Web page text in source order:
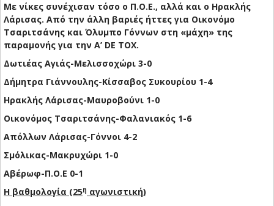
Με νίκες συνέχισαν τόσο ο Π.Ο.Ε., αλλά και ο Ηρακλής
Λάρισας. Από την άλλη βαριές ήττες για Οικονόμο
Τσαριτσάνης και Όλυμπο Γόννων στη «μάχη» της
παραμονής για την Α’ DE TOX.
Δωτιέας Αγιάς-Μελισσοχώρι 3-0
Δήμητρα Γιάννουλης-Κίσσαβος Συκουρίου 1-4
Ηρακλής Λάρισας-Μαυροβούνι 1-0
Οικονόμος Τσαριτσάνης-Φαλανιακός 1-6
Απόλλων Λάρισας-Γόννοι 4-2
Σμόλικας-Μακρυχώρι 1-0
Αβέρωφ-Π.Ο.Ε 0-1
Η βαθμολογία (25η αγωνιστική)